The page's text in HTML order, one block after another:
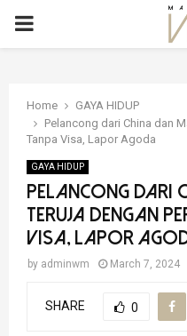
PRIMARY
Home
GAYA HIDUP
Pelancong dari China dan
Tanpa Visa, Lapor Agoda
GAYA HIDUP
Pelancong dari
Teruja dengan
Visa, Lapor
by adminwm March 7, 2024
SHARE 0